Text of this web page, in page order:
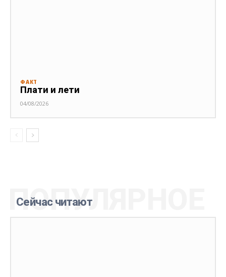
ФАКТ
Плати и лети
04/08/2026
Сейчас читают
ПОПУЛЯРНОЕ